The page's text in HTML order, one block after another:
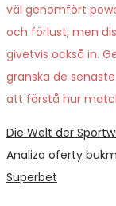
väl genomfört
och förlust, men
givetvis också in.
granska de
att förstå hur
Post
Previous
post:
Die Welt der
Next
post:
Analiza oferty
Superbet